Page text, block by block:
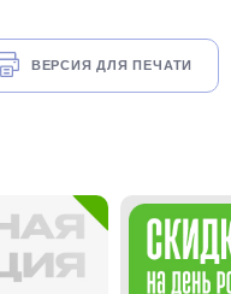
ВЕРСИЯ ДЛЯ ПЕЧАТИ